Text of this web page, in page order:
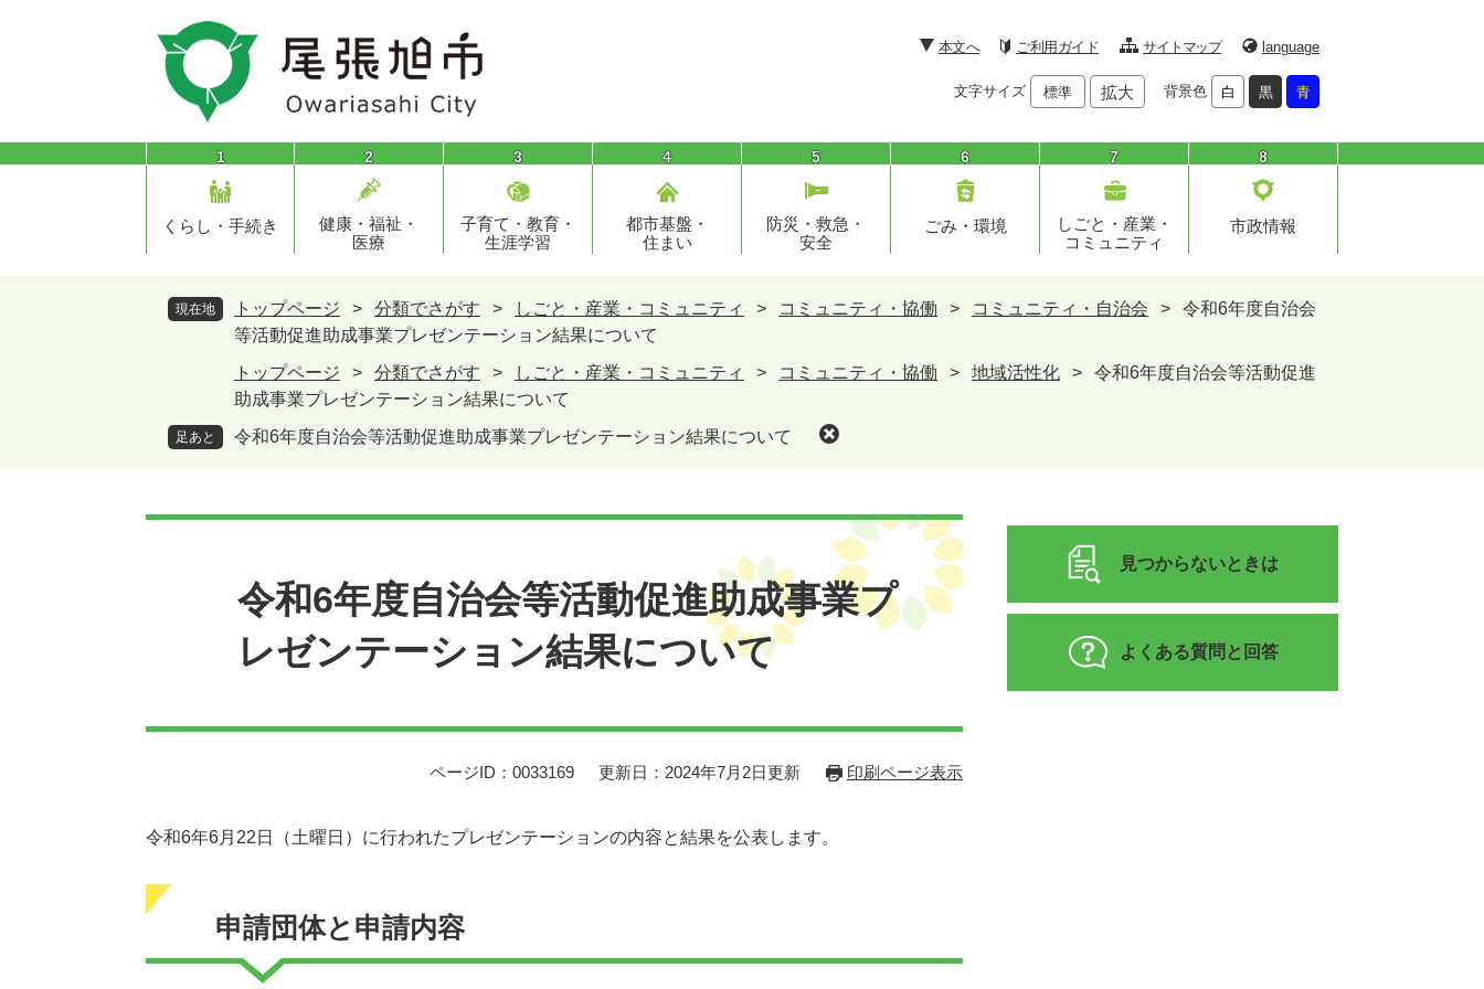
頭
飛
本文へ ご利用ガイド サイトマップ language
文字サイズ 標準 拡大 背景色 白 黒 青
1
くらし・手続き
2
健康・福祉・
医療
3
子育て・教育・
生涯学習
4
都市基盤・
住まい
5
防災・救急・
安全
6
ごみ・環境
7
しごと・産業・
コミュニティ
8
市政情報
現在地 トップページ > 分類でさがす > しごと・産業・コミュニティ > コミュニティ・協働 > コミュニティ・自治会 >
令和6年度自治会
等活動促進助成事業プレゼンテーション結果について
トップページ
> 分類でさがす > しごと・産業・コミュニティ > コミュニティ・協働 > 地域活性化 >
令和6年度自治会等活動促進
助成事業プレゼンテーション結果について
足あと 令和6年度自治会等活動促進助成事業プレゼンテーション結果について
令和6年度自治会等活動促進助成事業プ
レゼンテーション結果について
ページID：0033169 更新日：2024年7月2日更新 印刷ページ表示
令和6年6月22日（土曜日）に行われたプレゼンテーションの内容と結果を公表します。
申請団体と申請内容
見つからないときは
よくある質問と回答